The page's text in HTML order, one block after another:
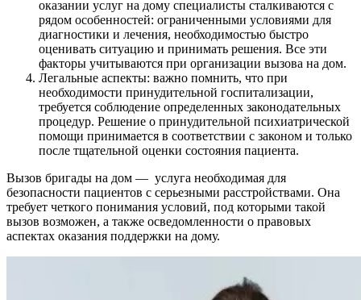
оказании услуг на дому специалисты сталкиваются с
рядом особенностей: ограниченными условиями для
диагностики и лечения, необходимостью быстро
оценивать ситуацию и принимать решения. Все эти
факторы учитываются при организации вызова на дом.
Легальные аспекты: важно помнить, что при
необходимости принудительной госпитализации,
требуется соблюдение определенных законодательных
процедур. Решение о принудительной психиатрической
помощи принимается в соответствии с законом и только
после тщательной оценки состояния пациента.
Вызов бригады на дом — услуга необходимая для
безопасности пациентов с серьезными расстройствами. Она
требует четкого понимания условий, под которыми такой
вызов возможен, а также осведомленности о правовых
аспектах оказания поддержки на дому.